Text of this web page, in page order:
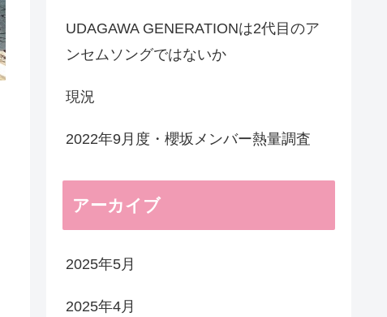
UDAGAWA GENERATIONは2代目のア
ンセムソングではないか
現況
2022年9月度・櫻坂メンバー熱量調査
アーカイブ
2025年5月
2025年4月